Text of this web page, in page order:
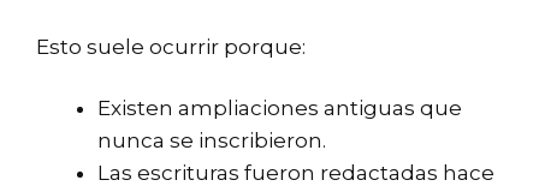
Esto suele ocurrir porque:
Existen ampliaciones antiguas que
nunca se inscribieron.
Las escrituras fueron redactadas hace